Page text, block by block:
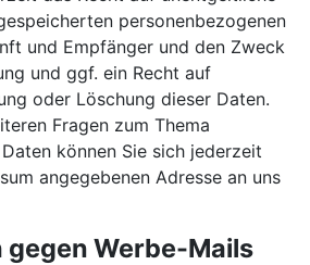
personenbezogenen
und Empfänger und den Zweck
und ggf. ein Recht auf
oder Löschung dieser Daten.
Fragen zum Thema
können Sie sich jederzeit
angegebenen Adresse an uns
Werbe-Mails